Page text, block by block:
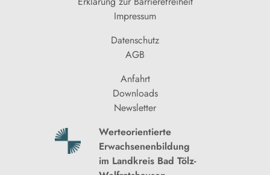
Impressum
Datenschutz
AGB
Anfahrt
Downloads
Newsletter
Werteorientierte
Erwachsenenbildung
im Landkreis Bad Tölz-